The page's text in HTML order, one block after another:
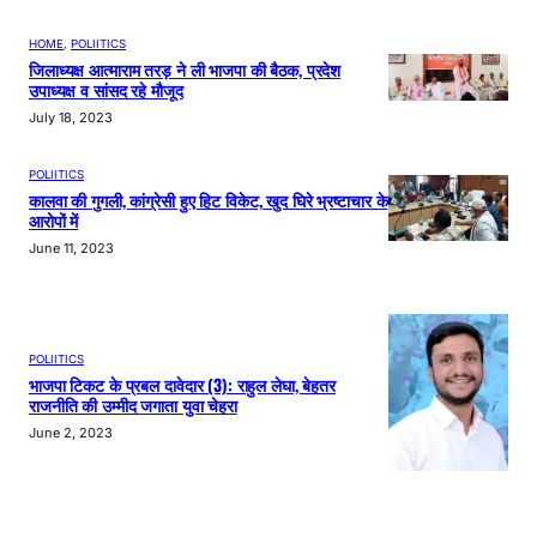
HOME POLIITICS
जिलाध्यक्ष आत्माराम तरड़ ने ली भाजपा की बैठक, प्रदेश
उपाध्यक्ष व सांसद रहे मौजूद
July 18, 2023
POLIITICS
कालवा की गुगली, कांग्रेसी हुए हिट विकेट, खुद घिरे भ्रष्टाचार के
आरोपों में
June 11, 2023
POLIITICS
भाजपा टिकट के प्रबल दावेदार (3): राहुल लेघा, बेहतर
राजनीति की उम्मीद जगाता युवा चेहरा
June 2, 2023